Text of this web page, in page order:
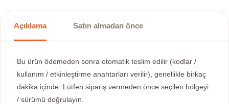
Açıklama Satın almadan önce
Bu ürün ödemeden sonra otomatik teslim edilir (kodlar /
kullanım / etkinleştirme anahtarları verilir), genellikle birkaç
dakika içinde. Lütfen sipariş vermeden önce seçilen bölgeyi
/ sürümü doğrulayın.